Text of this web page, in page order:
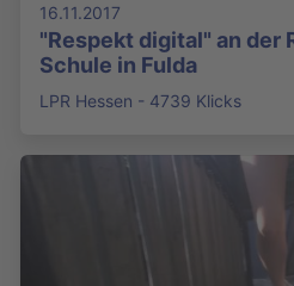
16.11.2017
"Respekt digital" an der
Schule in Fulda
LPR Hessen - 4739 Klicks